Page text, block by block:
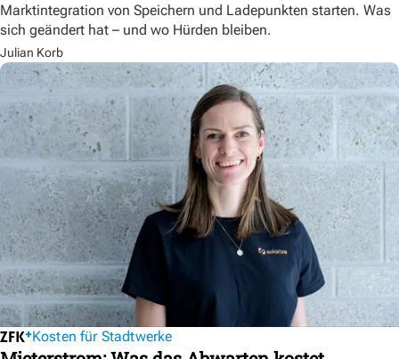
Marktintegration von Speichern und Ladepunkten starten. Was
sich geändert hat – und wo Hürden bleiben.
Julian Korb
Kosten für Stadtwerke